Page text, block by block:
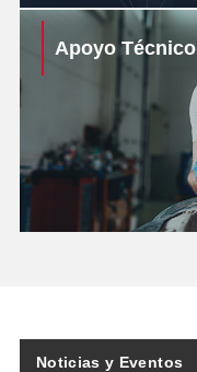
Apoyo Técnico
Noticias y Eventos